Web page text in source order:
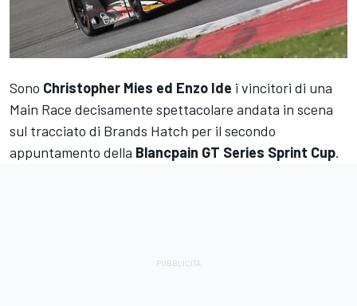
Sono Christopher Mies ed Enzo Ide i vincitori di una
Main Race decisamente spettacolare andata in scena
sul tracciato di Brands Hatch per il secondo
appuntamento della Blancpain GT Series Sprint Cup.